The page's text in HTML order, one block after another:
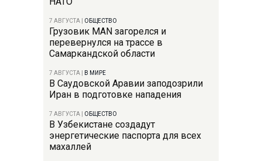
7 АВГУСТА ОБЩЕСТВО
Грузовик MAN загорелся и
перевернулся на трассе в
Самаркандской области
7 АВГУСТА В МИРЕ
В Саудовской Аравии заподозрили
Иран в подготовке нападения
7 АВГУСТА ОБЩЕСТВО
В Узбекистане создадут
энергетические паспорта для всех
махаллей